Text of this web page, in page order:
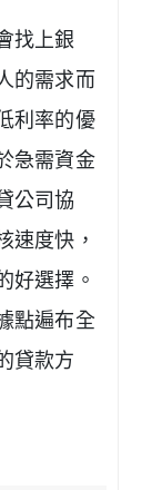
找上銀
的需求而
利率的優
急需資金
公司協
速度快，
好選擇。
點遍布全
貸款方